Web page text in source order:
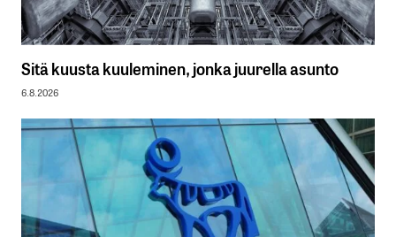
Sitä kuusta kuuleminen, jonka juurella asunto
6.8.2026